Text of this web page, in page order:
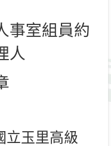
事室組員約
人
立玉里高級